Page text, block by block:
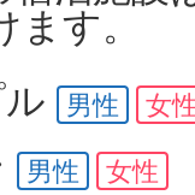
す。
ル 男性 女
男性 女性